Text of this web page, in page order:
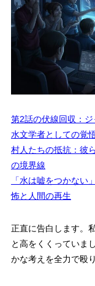
第2話の伏線回収：
水文学者としての覚
村人たちの抵抗：彼
の境界線
「水は嘘をつかない
怖と人間の再生
正直に告白します。
と高をくくっていま
かな考えを全力で殴